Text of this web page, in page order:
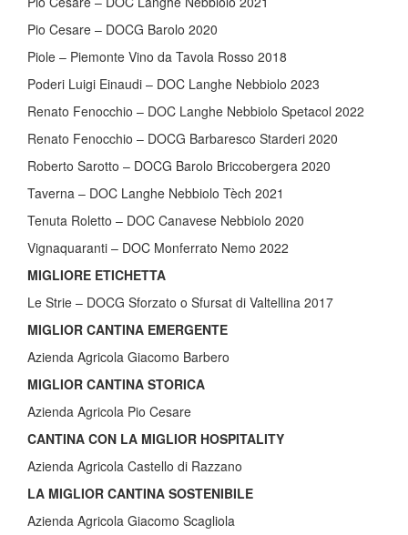
Pio Cesare – DOCG Barolo 2020
Piole – Piemonte Vino da Tavola Rosso 2018
Poderi Luigi Einaudi – DOC Langhe Nebbiolo 2023
Renato Fenocchio – DOC Langhe Nebbiolo Spetacol 2022
Renato Fenocchio – DOCG Barbaresco Starderi 2020
Roberto Sarotto – DOCG Barolo Briccobergera 2020
Taverna – DOC Langhe Nebbiolo Tèch 2021
Tenuta Roletto – DOC Canavese Nebbiolo 2020
Vignaquaranti – DOC Monferrato Nemo 2022
MIGLIORE ETICHETTA
Le Strie – DOCG Sforzato o Sfursat di Valtellina 2017
MIGLIOR CANTINA EMERGENTE
Azienda Agricola Giacomo Barbero
MIGLIOR CANTINA STORICA
Azienda Agricola Pio Cesare
CANTINA CON LA MIGLIOR HOSPITALITY
Azienda Agricola Castello di Razzano
LA MIGLIOR CANTINA SOSTENIBILE
Azienda Agricola Giacomo Scagliola